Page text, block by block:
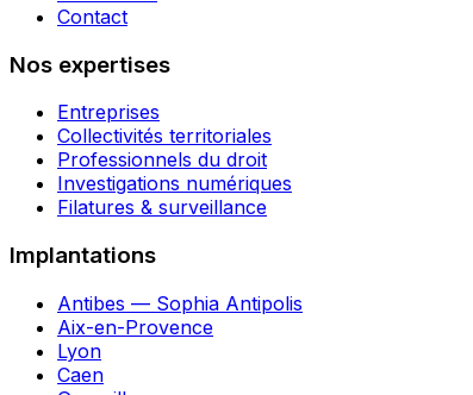
Contact
Nos expertises
Entreprises
Collectivités territoriales
Professionnels du droit
Investigations numériques
Filatures & surveillance
Implantations
Antibes — Sophia Antipolis
Aix-en-Provence
Lyon
Caen